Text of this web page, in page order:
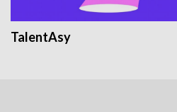
TalentAsy